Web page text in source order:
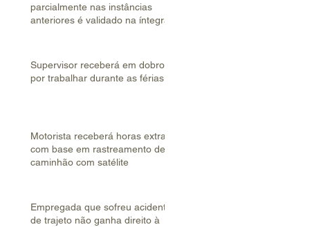
parcialmente nas instâncias
anteriores é validado na íntegra
Supervisor receberá em dobro
por trabalhar durante as férias
Motorista receberá horas extras
com base em rastreamento de
caminhão com satélite
Empregada que sofreu acidente
de trajeto não ganha direito à